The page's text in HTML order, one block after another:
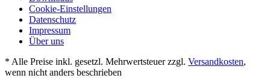
Cookie-Einstellungen
Datenschutz
Impressum
Über uns
* Alle Preise inkl. gesetzl. Mehrwertsteuer zzgl. Versandkosten,
wenn nicht anders beschrieben